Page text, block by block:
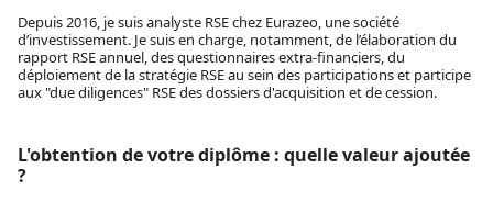
Depuis 2016, je suis analyste RSE chez Eurazeo, une société
d’investissement. Je suis en charge, notamment, de l’élaboration du
rapport RSE annuel, des questionnaires extra-financiers, du
déploiement de la stratégie RSE au sein des participations et participe
aux "due diligences" RSE des dossiers d'acquisition et de cession.
L'obtention de votre diplôme : quelle valeur ajoutée
?